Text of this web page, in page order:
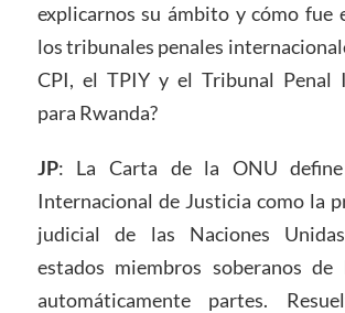
explicarnos su ámbito y cómo fue
los tribunales penales
CPI, el TPIY y el Tribunal Penal
para Rwanda?
JP: La Carta de la ONU
Internacional de Justicia como la
judicial de las Naciones
estados miembros soberanos
automáticamente partes.